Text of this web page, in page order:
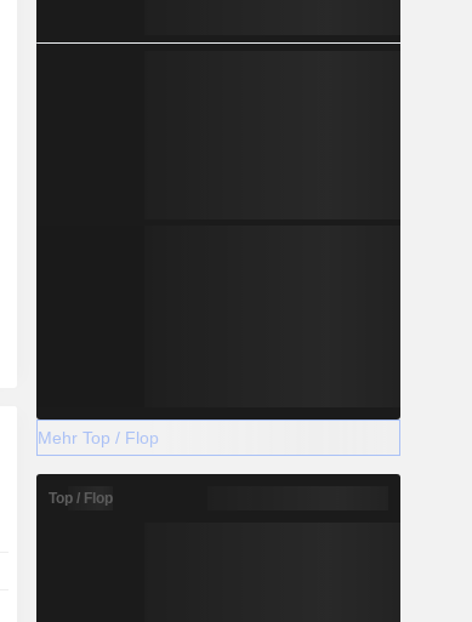
Mehr Top / Flop
Top / Flop